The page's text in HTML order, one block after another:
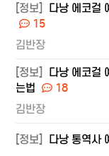
[정보]
다낭 에코걸
15
김반장
[정보]
다낭 에코걸
는법
18
김반장
[정보] 다낭 통역사